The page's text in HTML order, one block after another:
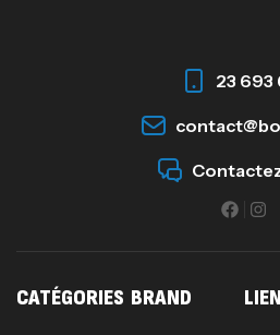
23 693
CATÉGORIES BRAND